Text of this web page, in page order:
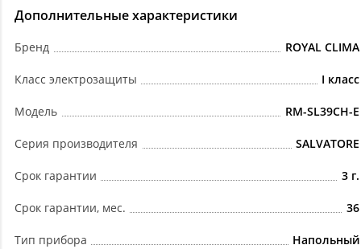
Дополнительные характеристики
Бренд ROYAL CLIMA
Класс электрозащиты I класс
Модель RM-SL39CH-E
Серия производителя SALVATORE
Срок гарантии 3 г.
Срок гарантии, мес. 36
Тип прибора Напольный